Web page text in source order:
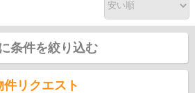
条件を絞り込む
件リクエスト